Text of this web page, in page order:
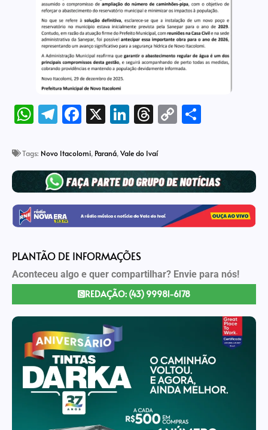
WhatsApp
Telegram
Facebook
X LinkedIn
Threads
Copy
Tags: Novo Itacolomi, Paraná,Vale do Ivaí
PLANTÃO DE INFORMAÇÕES
Aconteceu algo e quer compartilhar? Envie para nós!
REDAÇÃO: (43) 99981-6178